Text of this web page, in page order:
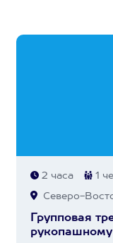
2 часа 1
Северо-
Групповая